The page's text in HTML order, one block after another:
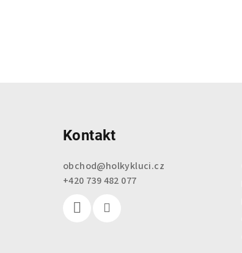
Kontakt
obchod@holkykluci.cz
+420 739 482 077